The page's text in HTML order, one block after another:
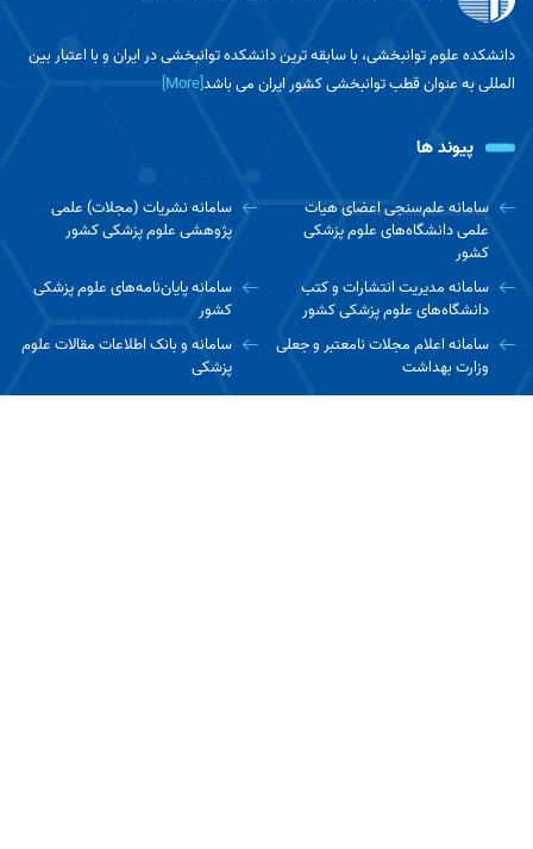
دانشکده علوم توانبخشی، با سابقه ترین دانشکده توانبخشی در ایران و با اعتبار بین
المللی به عنوان قطب توانبخشی کشور ایران می باشد[More]
پیوند ها
سامانه علم‌سنجی اعضای هیات
علمی دانشگاه‌های علوم پزشکی
کشور
سامانه نشریات (مجلات) علمی
پژوهشی علوم پزشکی کشور
سامانه مدیریت انتشارات و کتب
دانشگاه‌های علوم پزشکی کشور
سامانه پایان‌نامه‌های علوم پزشکی
کشور
سامانه اعلام مجلات نامعتبر و جعلی
وزارت بهداشت
سامانه و بانک اطلاعات مقالات علوم
پزشکی